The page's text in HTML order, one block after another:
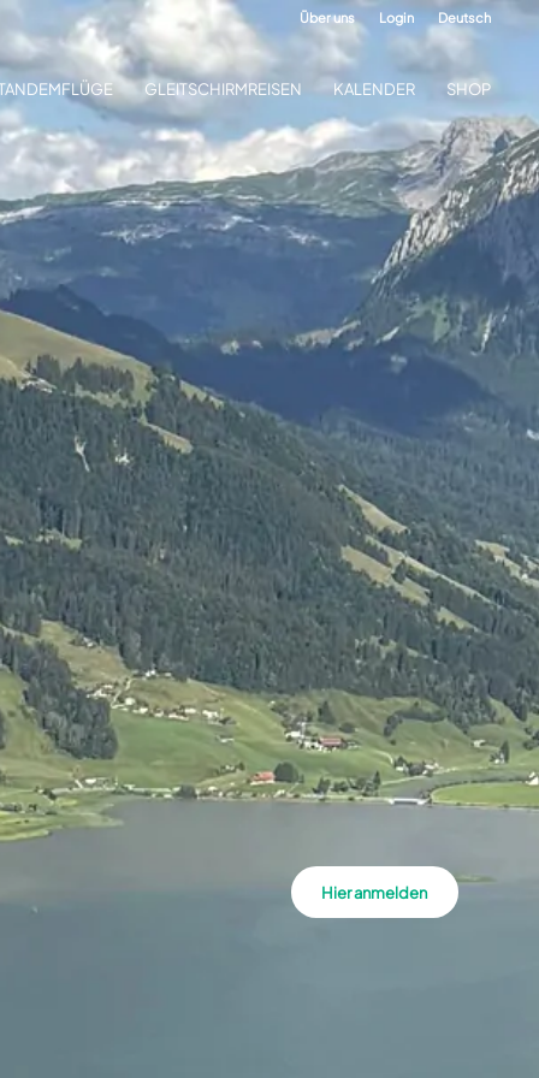
Hier anmelden
Über uns Login Deutsch
GLEITSCHIRMREISEN KALENDER SHOP